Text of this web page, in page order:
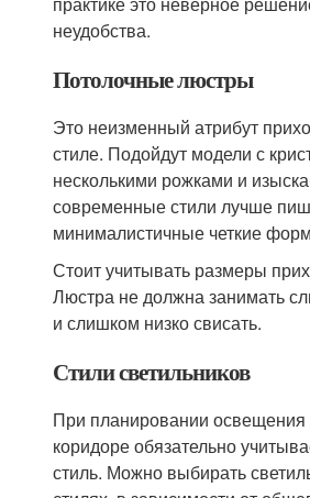
неудобства.
Потолочные люстры
Это неизменный атрибут
стиле. Подойдут модели с
несколькими рожками и
современные стили лучше
минималистичные четкие
Стоит учитывать размеры
Люстра не должна занимать
и слишком низко свисать.
Стили светильников
При планировании
коридоре обязательно
стиль. Можно выбирать